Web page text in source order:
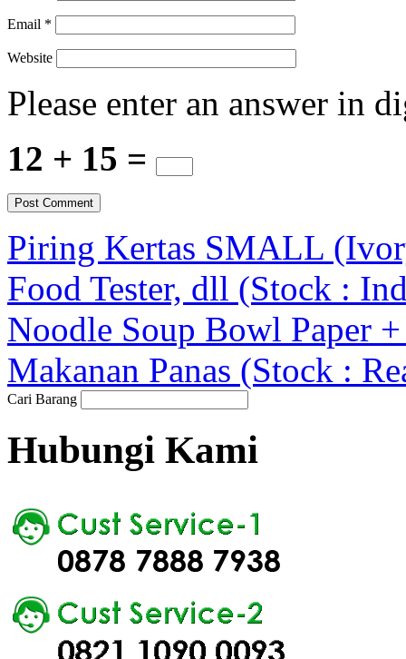
Email *
Website
Please enter an answer in
12 + 15 =
Piring Kertas SMALL
Food Tester, dll (Stock :
Noodle Soup Bowl Paper
Makanan Panas (Stock :
Cari Barang
Hubungi Kami